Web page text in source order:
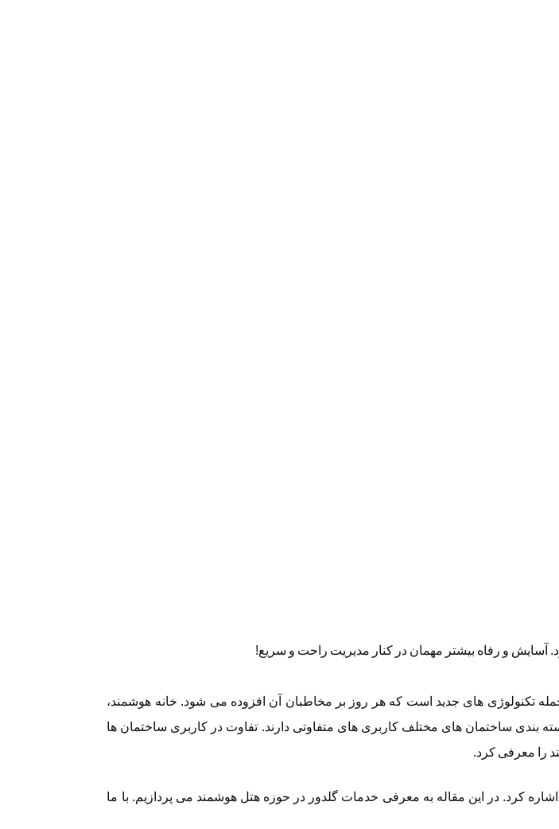
و رفاه بیشتر مهمان در کنار مدیریت راحت و سریع!
تکنولوژی های جدید است که هر روز بر مخاطبان آن افزوده می شود. خانه هوشمند،
بندی ساختمان های مختلف کاربری های متفاوتی دارند. تفاوت در کاربری ساختمان ها
را معرفی کرد.
کرد. در این مقاله به معرفی خدمات گلدور در حوزه هتل هوشمند می پردازیم. با ما